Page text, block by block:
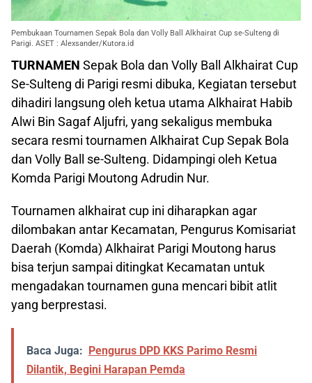
Pembukaan Tournamen Sepak Bola dan Volly Ball Alkhairat Cup se-Sulteng di
Parigi. ASET : Alexsander/Kutora.id
TURNAMEN Sepak Bola dan Volly Ball Alkhairat Cup
Se-Sulteng di Parigi resmi dibuka, Kegiatan tersebut
dihadiri langsung oleh ketua utama Alkhairat Habib
Alwi Bin Sagaf Aljufri, yang sekaligus membuka
secara resmi tournamen Alkhairat Cup Sepak Bola
dan Volly Ball se-Sulteng. Didampingi oleh Ketua
Komda Parigi Moutong Adrudin Nur.
Tournamen alkhairat cup ini diharapkan agar
dilombakan antar Kecamatan, Pengurus Komisariat
Daerah (Komda) Alkhairat Parigi Moutong harus
bisa terjun sampai ditingkat Kecamatan untuk
mengadakan tournamen guna mencari bibit atlit
yang berprestasi.
Baca Juga: Pengurus DPD KKS Parimo Resmi
Dilantik, Begini Harapan Pemda